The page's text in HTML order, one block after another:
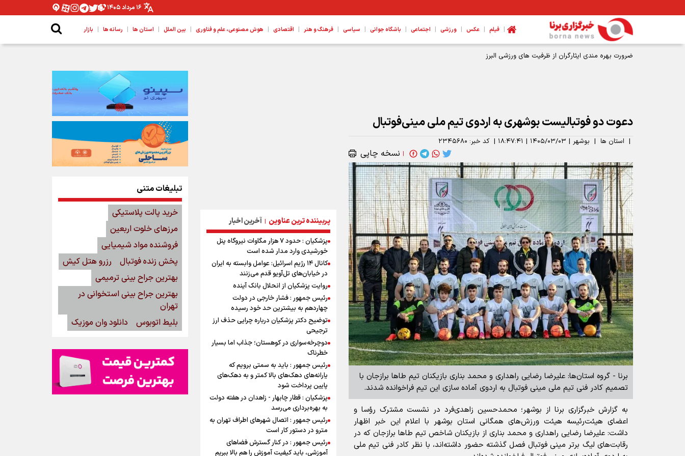
۱۶ مرداد ۱۴۰۵
| فیلم | عکس | ورزشی | اجتماعی | باشگاه جوانی | سیاسی | فرهنگ و هنر | اقتصادی | هوش مصنوعی، علم و فناوری | بین الملل | استان ها | رسانه ها | بازار
ضرورت بهره مندی ایثارگران از ظرفیت های ورزشی البرز
دعوت دو فوتبالیست بوشهری به اردوی تیم ملی مینی‌فوتبال
| استان ها | بوشهر | ۱۴۰۵/۰۳/۰۳ | ۱۸:۴۷:۴۱ | کد خبر: ۲۳۴۵۶۸۰
| نسخه چاپی
برنا - گروه استان‌ها: علیرضا رضایی راهداری و محمد بناری بازیکنان تیم طاها برازجان با
تصمیم کادر فنی تیم ملی مینی فوتبال به اردوی آماده سازی این تیم فراخوانده شدند.
به گزارش خبرگزاری برنا از بوشهر؛ محمدحسین زاهدی‌فرد در نشست مشترک رؤسا و
اعضای هیئت‌رئیسه هیئت ورزش‌های همگانی استان بوشهر با اعلام این خبر اظهار
داشت: علیرضا رضایی راهداری و محمد بناری از بازیکنان شاخص تیم طاها برازجان که در
رقابت‌های لیگ برتر مینی فوتبال فصل گذشته حضور داشته‌اند، با نظر کادر فنی تیم ملی
پربیننده ترین عناوین | آخرین اخبار
پزشکیان : حدود ۷ هزار مگاوات نیروگاه پنل
خورشیدی وارد مدار شده است
کانال ۱۴ رژیم اسرائیل: عوامل وابسته به ایران
در خیابان‌های تل‌آویو قدم می‌زنند
روایت پزشکیان از انحلال بانک آینده
رئیس جمهور : فشار خارجی در دولت
چهاردهم به بیشترین حد خود رسیده
توضیح دکتر پزشکیان درباره چرایی حذف ارز
ترجیحی
دوچرخه‌سواری در کوهستان؛ جذاب اما بسیار
خطرناک
رئیس جمهور : باید به سمتی برویم که
یارانه‌های دهک‌های بالا کمتر و به دهک‌های
پایین پرداخت شود
پزشکیان : قطار چابهار - زاهدان در هفته دولت
به بهره‌برداری می‌رسد
رئیس جمهور : اتصال شهرهای اطراف تهران به
مترو در دستور کار است
رئیس جمهور : در کنار گسترش فضاهای
آموزشی، باید کیفیت آموزش را هم بالا ببریم
تبلیغات متنی
خرید پالت پلاستیکی
مرزهای خلوت اربعین
فروشنده مواد شیمیایی
پخش زنده فوتبال
رزرو هتل کیش
بهترین جراح بینی ترمیمی
بهترین جراح بینی استخوانی در
تهران
بلیط اتوبوس
دانلود وان موزیک